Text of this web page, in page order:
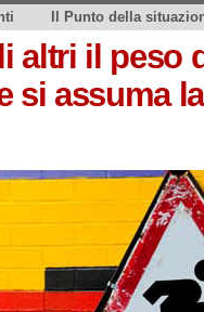
Il Punto della
altri il peso
si assuma